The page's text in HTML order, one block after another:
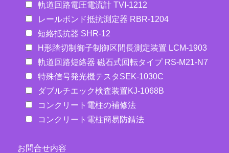
軌道回路電圧電流計 TVI-1212
レールボンド抵抗測定器 RBR-1204
短絡抵抗器 SHR-12
H形踏切制御子制御区間長測定装置 LCM-1903
軌道回路短絡器 磁石式回転タイプ RS-M21-N7
特殊信号発光機テスタSEK-1030C
ダブルチエック検査装置KJ-1068B
コンクリート電柱の補修法
コンクリート電柱簡易防錆法
お問合せ内容